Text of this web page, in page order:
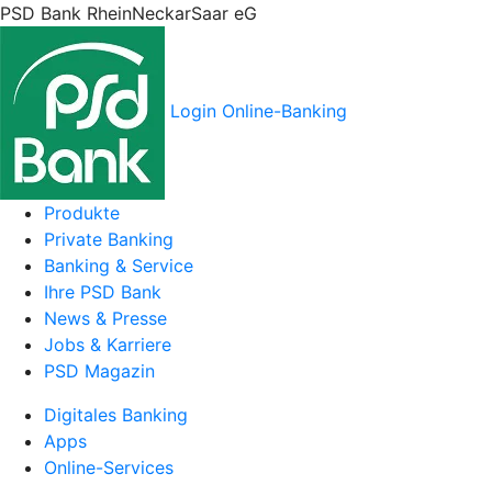
PSD Bank RheinNeckarSaar eG
Login Online-Banking
Produkte
Private Banking
Banking & Service
Ihre PSD Bank
News & Presse
Jobs & Karriere
PSD Magazin
Digitales Banking
Apps
Online-Services